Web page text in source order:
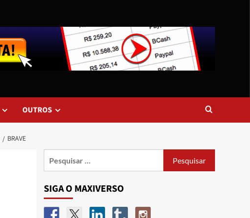
OUTROS
BRAVE
SIGA O MAXIVERSO